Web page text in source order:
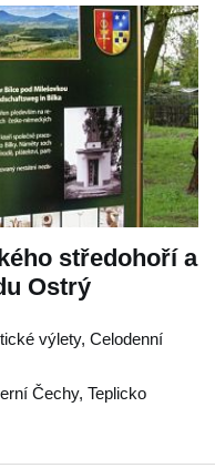
středohoří a
Ostrý
výlety, Celodenní
Čechy, Teplicko